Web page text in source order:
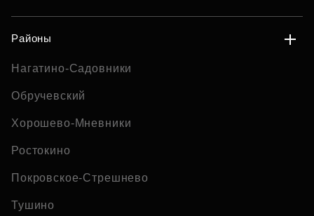
Районы
Нагатино-Садовники
Обручевский
Хорошево-Мневники
Ростокино
Покровское-Стрешнево
Тушино